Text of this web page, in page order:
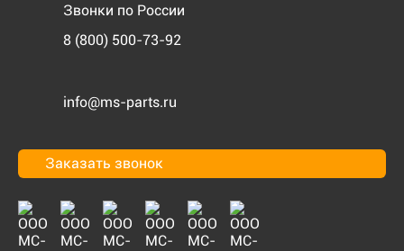
Звонки по России
8 (800) 500-73-92
info@ms-parts.ru
Заказать звонок